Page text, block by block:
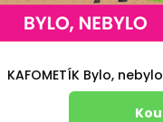
KAFOMETÍK Bylo, nebylo